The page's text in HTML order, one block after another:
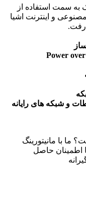
به سمت استفاده از
و اینترنت اشیا
رفت.
و شبکه های رایانه
ما با مانیتورینگ
اطمینان حاصل